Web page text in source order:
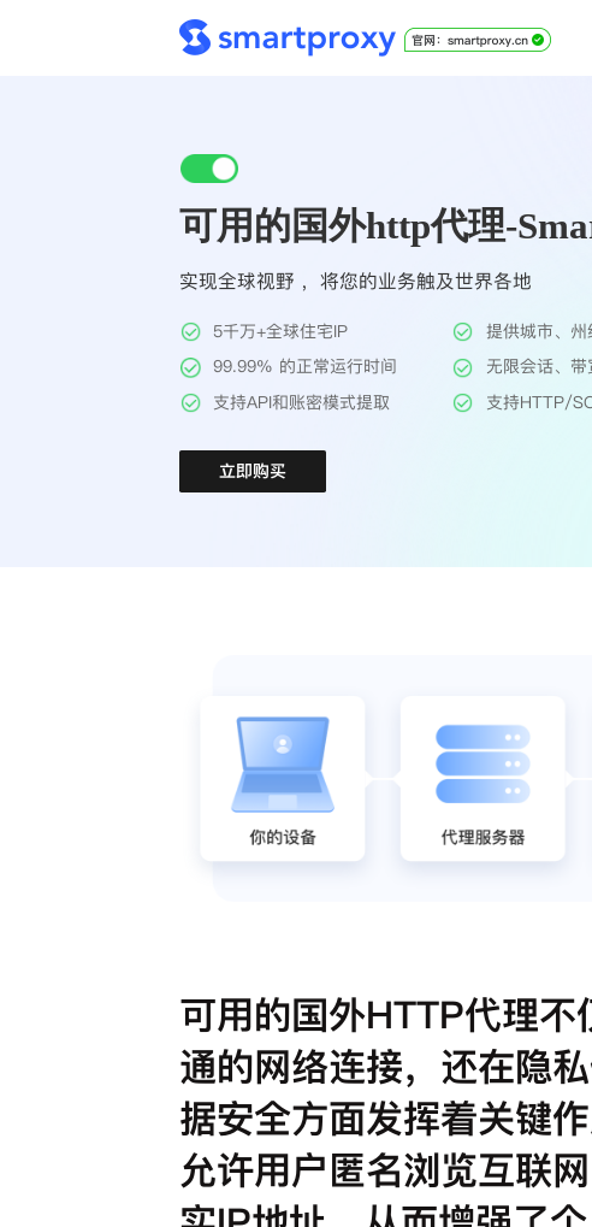
可用的国外http代理-
实现全球视野 ，将您的业务触及世界各地
5千万+全球住宅IP
提供城市、
99.99% 的正常运行时间
无限会话、
支持API和账密模式提取
支持HTTP/
立即购买
可用的国外HTTP代理不
通的网络连接，还在隐
据安全方面发挥着关键
允许用户匿名浏览互联